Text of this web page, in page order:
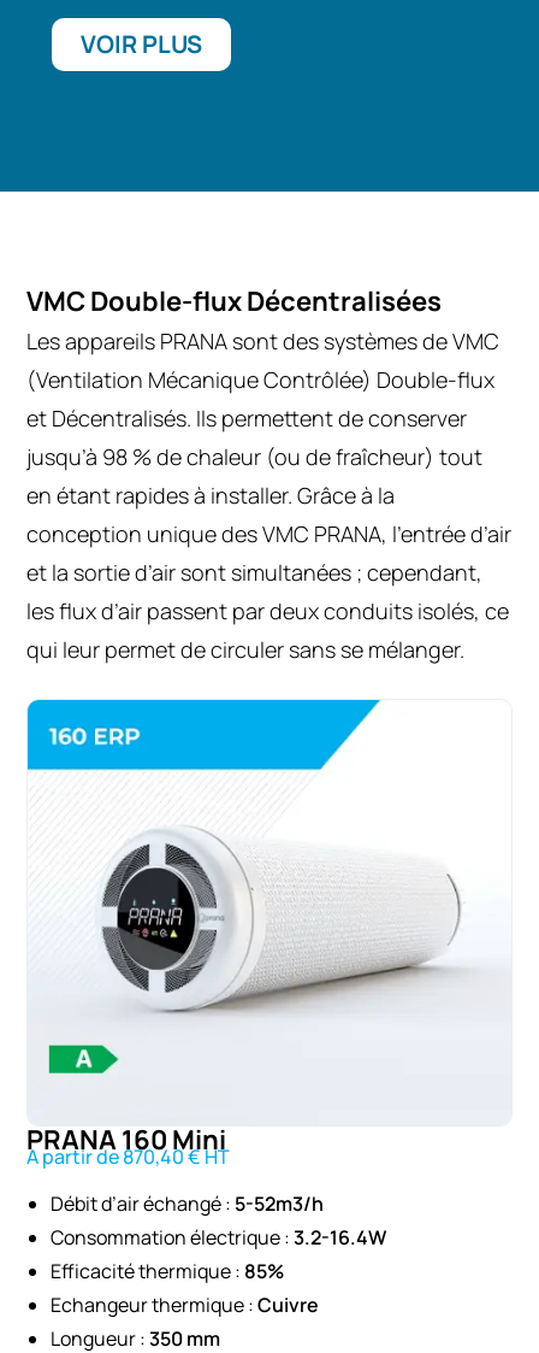
VOIR PLUS
VMC Double-flux Décentralisées
Les appareils PRANA sont des systèmes de VMC
(Ventilation Mécanique Contrôlée) Double-flux
et Décentralisés. Ils permettent de conserver
jusqu’à 98 % de chaleur (ou de fraîcheur) tout
en étant rapides à installer. Grâce à la
conception unique des VMC PRANA, l’entrée d’air
et la sortie d’air sont simultanées ; cependant,
les flux d’air passent par deux conduits isolés, ce
qui leur permet de circuler sans se mélanger.
PRANA 160 Mini
A partir de 870,40 € HT
Débit d’air échangé : 5-52m3/h
Consommation électrique :3.2-16.4W
Efficacité thermique : 85%
Echangeur thermique :Cuivre
Longueur :350 mm